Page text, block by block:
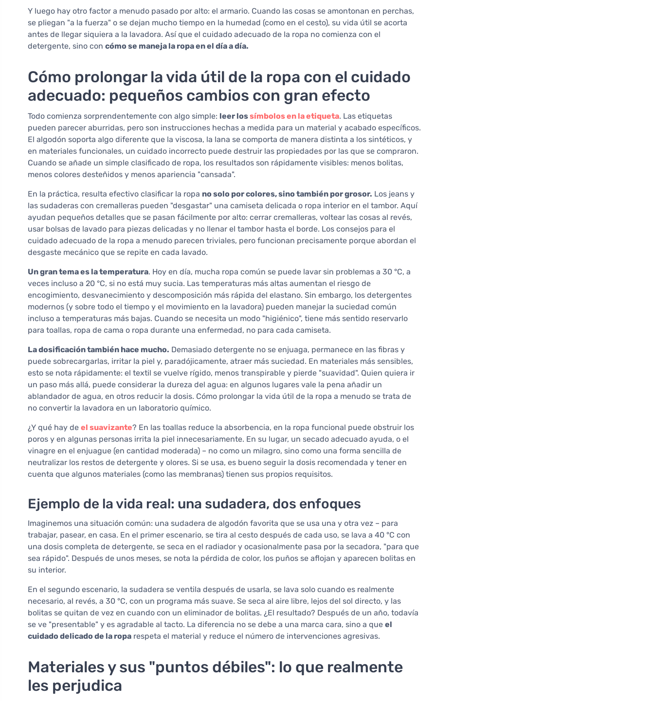
Y luego hay otro factor a menudo pasado por alto: el armario. Cuando las cosas se amontonan en perchas,
se pliegan "a la fuerza" o se dejan mucho tiempo en la humedad (como en el cesto), su vida útil se acorta
antes de llegar siquiera a la lavadora. Así que el cuidado adecuado de la ropa no comienza con el
detergente, sino con cómo se maneja la ropa en el día a día.
Cómo prolongar la vida útil de la ropa con el cuidado
adecuado: pequeños cambios con gran efecto
Todo comienza sorprendentemente con algo simple: leer lossímbolos en la etiqueta. Las etiquetas
pueden parecer aburridas, pero son instrucciones hechas a medida para un material y acabado específicos.
El algodón soporta algo diferente que la viscosa, la lana se comporta de manera distinta a los sintéticos, y
en materiales funcionales, un cuidado incorrecto puede destruir las propiedades por las que se compraron.
Cuando se añade un simple clasificado de ropa, los resultados son rápidamente visibles: menos bolitas,
menos colores desteñidos y menos apariencia "cansada".
En la práctica, resulta efectivo clasificar la ropa no solo por colores, sino también por grosor. Los jeans y
las sudaderas con cremalleras pueden "desgastar" una camiseta delicada o ropa interior en el tambor. Aquí
ayudan pequeños detalles que se pasan fácilmente por alto: cerrar cremalleras, voltear las cosas al revés,
usar bolsas de lavado para piezas delicadas y no llenar el tambor hasta el borde. Los consejos para el
cuidado adecuado de la ropa a menudo parecen triviales, pero funcionan precisamente porque abordan el
desgaste mecánico que se repite en cada lavado.
Un gran tema es la temperatura. Hoy en día, mucha ropa común se puede lavar sin problemas a 30 °C, a
veces incluso a 20 °C, si no está muy sucia. Las temperaturas más altas aumentan el riesgo de
encogimiento, desvanecimiento y descomposición más rápida del elastano. Sin embargo, los detergentes
modernos (y sobre todo el tiempo y el movimiento en la lavadora) pueden manejar la suciedad común
incluso a temperaturas más bajas. Cuando se necesita un modo "higiénico", tiene más sentido reservarlo
para toallas, ropa de cama o ropa durante una enfermedad, no para cada camiseta.
La dosificación también hace mucho. Demasiado detergente no se enjuaga, permanece en las fibras y
puede sobrecargarlas, irritar la piel y, paradójicamente, atraer más suciedad. En materiales más sensibles,
esto se nota rápidamente: el textil se vuelve rígido, menos transpirable y pierde "suavidad". Quien quiera ir
un paso más allá, puede considerar la dureza del agua: en algunos lugares vale la pena añadir un
ablandador de agua, en otros reducir la dosis. Cómo prolongar la vida útil de la ropa a menudo se trata de
no convertir la lavadora en un laboratorio químico.
¿Y qué hay de el suavizante? En las toallas reduce la absorbencia, en la ropa funcional puede obstruir los
poros y en algunas personas irrita la piel innecesariamente. En su lugar, un secado adecuado ayuda, o el
vinagre en el enjuague (en cantidad moderada) – no como un milagro, sino como una forma sencilla de
neutralizar los restos de detergente y olores. Si se usa, es bueno seguir la dosis recomendada y tener en
cuenta que algunos materiales (como las membranas) tienen sus propios requisitos.
Ejemplo de la vida real: una sudadera, dos enfoques
Imaginemos una situación común: una sudadera de algodón favorita que se usa una y otra vez – para
trabajar, pasear, en casa. En el primer escenario, se tira al cesto después de cada uso, se lava a 40 °C con
una dosis completa de detergente, se seca en el radiador y ocasionalmente pasa por la secadora, "para que
sea rápido". Después de unos meses, se nota la pérdida de color, los puños se aflojan y aparecen bolitas en
su interior.
En el segundo escenario, la sudadera se ventila después de usarla, se lava solo cuando es realmente
necesario, al revés, a 30 °C, con un programa más suave. Se seca al aire libre, lejos del sol directo, y las
bolitas se quitan de vez en cuando con un eliminador de bolitas. ¿El resultado? Después de un año, todavía
se ve "presentable" y es agradable al tacto. La diferencia no se debe a una marca cara, sino a que el
cuidado delicado de la ropa respeta el material y reduce el número de intervenciones agresivas.
Materiales y sus "puntos débiles": lo que realmente
les perjudica